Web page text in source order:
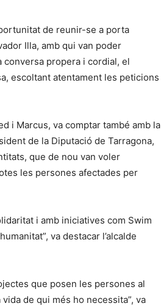
de reunir-se a porta
Illa, amb qui van poder
propera i cordial, el
escoltant atentament les peticions
i Marcus, va comptar també amb la
de la Diputació de Tarragona,
que de nou van voler
les persones afectades per
i amb iniciatives com Swim
va destacar l’alcalde
que posen les persones al
de qui més ho necessita”, va